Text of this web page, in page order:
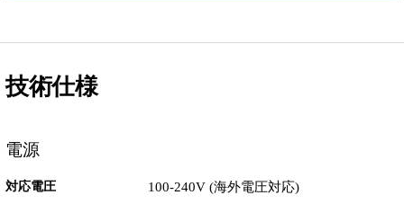
技術仕様
電源
対応電圧 100-240V (海外電圧対応)